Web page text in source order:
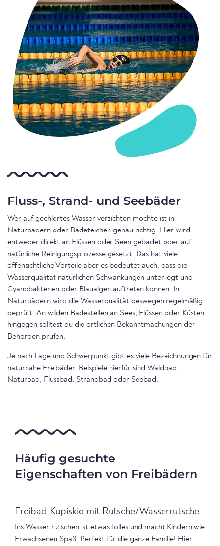
Fluss-, Strand- und Seebäder
Wer auf gechlortes Wasser verzichten möchte ist in
Naturbädern oder Badeteichen genau richtig. Hier wird
entweder direkt an Flüssen oder Seen gebadet oder auf
natürliche Reinigungsprozesse gesetzt. Das hat viele
offensichtliche Vorteile aber es bedeutet auch, dass die
Wasserqualität natürlichen Schwankungen unterliegt und
Cyanobakterien oder Blaualgen auftreten können. In
Naturbädern wird die Wasserqualität deswegen regelmäßig
geprüft. An wilden Badestellen an Sees, Flüssen oder Küsten
hingegen solltest du die örtlichen Bekanntmachungen der
Behörden prüfen.
Je nach Lage und Schwerpunkt gibt es viele Bezeichnungen für
naturnahe Freibäder. Beispiele hierfür sind Waldbad,
Naturbad, Flussbad, Strandbad oder Seebad.
Häufig gesuchte
Eigenschaften von Freibädern
Freibad Kupiskio mit Rutsche/Wasserrutsche
Ins Wasser rutschen ist etwas Tolles und macht Kindern wie
Erwachsenen Spaß. Perfekt für die ganze Familie! Hier